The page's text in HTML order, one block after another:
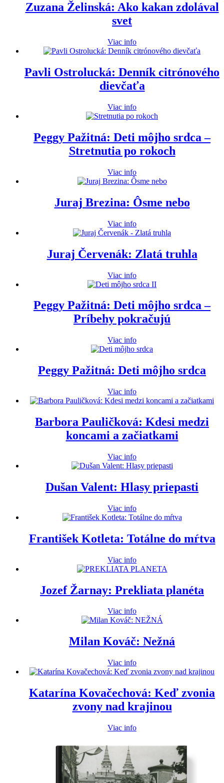
Zuzana Želinská: Ako kakan zdolával
svet
Viac info
Pavli Ostrolucká: Denník citrónového
dievčaťa
Viac info
Peggy Pažitná: Deti môjho srdca –
Stretnutia po rokoch
Viac info
Juraj Brezina: Ôsme nebo
Viac info
Juraj Červenák: Zlatá truhla
Viac info
Peggy Pažitná: Deti môjho srdca –
Príbehy pokračujú
Viac info
Peggy Pažitná: Deti môjho srdca
Viac info
Barbora Pauličková: Kdesi medzi
koncami a začiatkami
Viac info
Dušan Valent: Hlasy priepasti
Viac info
František Kotleta: Totálne do mŕtva
Viac info
Jozef Žarnay: Prekliata planéta
Viac info
Milan Kováč: Nežná
Viac info
Katarína Kovačechová: Keď zvonia
zvony nad krajinou
Viac info